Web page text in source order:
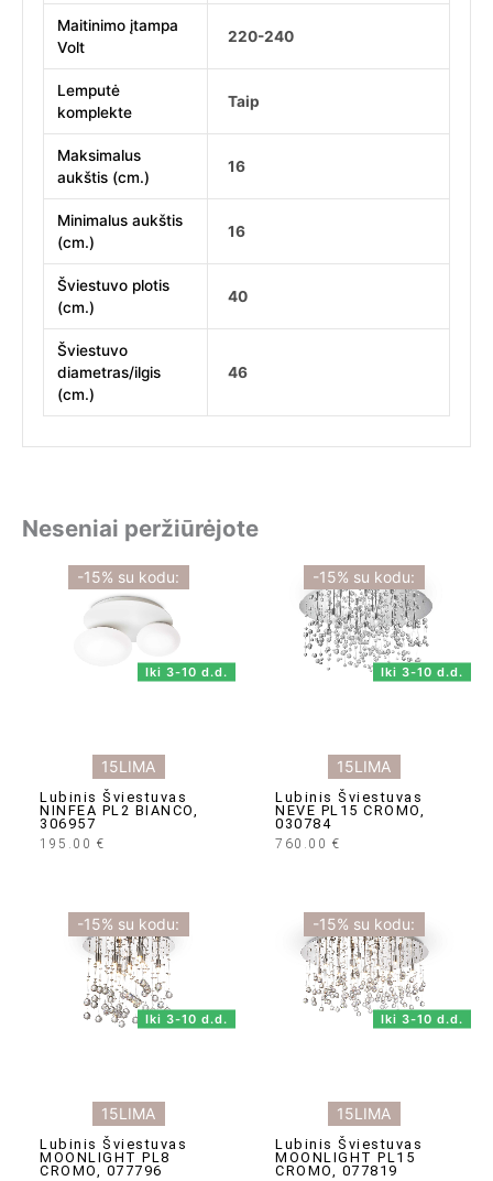
Maitinimo įtampa
Volt
220-240
Lemputė
komplekte
Taip
Maksimalus
aukštis (cm.)
16
Minimalus aukštis
(cm.)
16
Šviestuvo plotis
(cm.)
40
Šviestuvo
diametras/ilgis
(cm.)
46
Neseniai peržiūrėjote
15LIMA
-15% su kodu:
Iki 3-10 d.d.
Lubinis Šviestuvas
NINFEA PL2 BIANCO,
306957
195.00 €
15LIMA
-15% su kodu:
Iki 3-10 d.d.
Lubinis Šviestuvas
NEVE PL15 CROMO,
030784
760.00 €
15LIMA
-15% su kodu:
Iki 3-10 d.d.
Lubinis Šviestuvas
MOONLIGHT PL8
CROMO, 077796
15LIMA
-15% su kodu:
Iki 3-10 d.d.
Lubinis Šviestuvas
MOONLIGHT PL15
CROMO, 077819